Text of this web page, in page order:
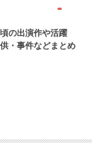
の出演作や活躍
・事件などまとめ